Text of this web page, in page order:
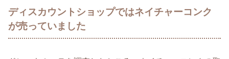
ディスカウントショップではネイチャーコンク
が売っていました